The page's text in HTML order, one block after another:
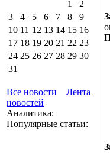
1
2
3
4 5 6 7 8
9
10 11 12 13 14 15 16
17 18 19 20 21 22 23
24 25 26 27 28 29 30
31
Все новости
Лента
новостей
Аналитика:
Популярные статьи: